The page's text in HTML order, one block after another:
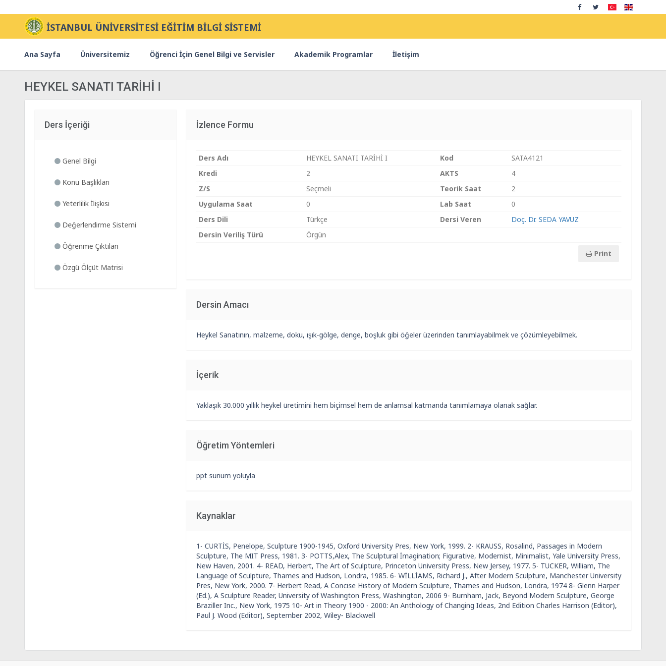
İSTANBUL ÜNİVERSİTESİ EĞİTİM BİLGİ SİSTEMİ
Ana Sayfa Üniversitemiz Öğrenci İçin Genel Bilgi ve Servisler Akademik Programlar İletişim
HEYKEL SANATI TARİHİ I
Ders İçeriği
Genel Bilgi
Konu Başlıkları
Yeterlilik İlişkisi
Değerlendirme Sistemi
Öğrenme Çıktıları
Özgü Ölçüt Matrisi
İzlence Formu
Ders Adı HEYKEL SANATI TARİHİ I Kod
SATA4121
Kredi
2 AKTS
4
Z/S
Seçmeli Teorik Saat
2
Uygulama Saat
0 Lab Saat
0
Ders Dili
Türkçe Dersi Veren
Doç. Dr. SEDA YAVUZ
Dersin Veriliş Türü
Örgün
Print
Dersin Amacı
Heykel Sanatının, malzeme, doku, ışık-gölge, denge, boşluk gibi öğeler üzerinden tanımlayabilmek ve çözümleyebilmek.
İçerik
Yaklaşık 30.000 yıllık heykel üretimini hem biçimsel hem de anlamsal katmanda tanımlamaya olanak sağlar.
Öğretim Yöntemleri
ppt sunum yoluyla
Kaynaklar
1- CURTİS, Penelope, Sculpture 1900-1945, Oxford University Pres, New York, 1999. 2- KRAUSS, Rosalind, Passages in Modern
Sculpture, The MIT Press, 1981. 3- POTTS,Alex, The Sculptural İmagination; Figurative, Modernist, Minimalist, Yale University Press,
New Haven, 2001. 4- READ, Herbert, The Art of Sculpture, Princeton University Press, New Jersey, 1977. 5- TUCKER, William, The
Language of Sculpture, Thames and Hudson, Londra, 1985. 6- WİLLİAMS, Richard J., After Modern Sculpture, Manchester University
Pres, New York, 2000. 7- Herbert Read, A Concise History of Modern Sculpture, Thames and Hudson, Londra, 1974 8- Glenn Harper
(Ed.), A Sculpture Reader, University of Washington Press, Washington, 2006 9- Burnham, Jack, Beyond Modern Sculpture, George
Braziller Inc., New York, 1975 10- Art in Theory 1900 - 2000: An Anthology of Changing Ideas, 2nd Edition Charles Harrison (Editor),
Paul J. Wood (Editor), September 2002, Wiley- Blackwell